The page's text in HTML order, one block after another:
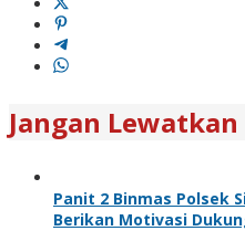
Jangan Lewatkan
Panit 2 Binmas Polsek
Berikan Motivasi